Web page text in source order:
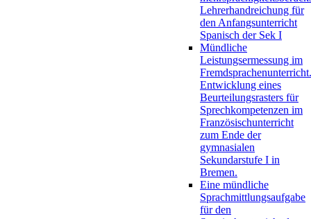
Lehrerhandreichung für
den Anfangsunterricht
Spanisch der Sek I
Mündliche
Leistungsermessung im
Fremdsprachenunterricht.
Entwicklung eines
Beurteilungsrasters für
Sprechkompetenzen im
Französischunterricht
zum Ende der
gymnasialen
Sekundarstufe I in
Bremen.
Eine mündliche
Sprachmittlungsaufgabe
für den